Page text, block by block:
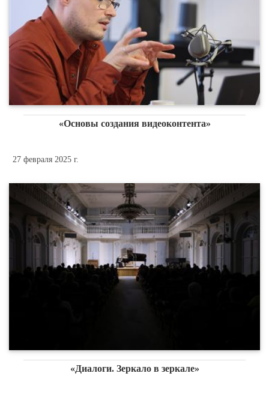
«Основы создания видеоконтента»
27 февраля 2025 г.
«Диалоги. Зеркало в зеркале»